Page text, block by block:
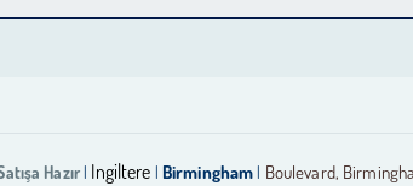
Hazır| Ingiltere Birmingham Boulevard,